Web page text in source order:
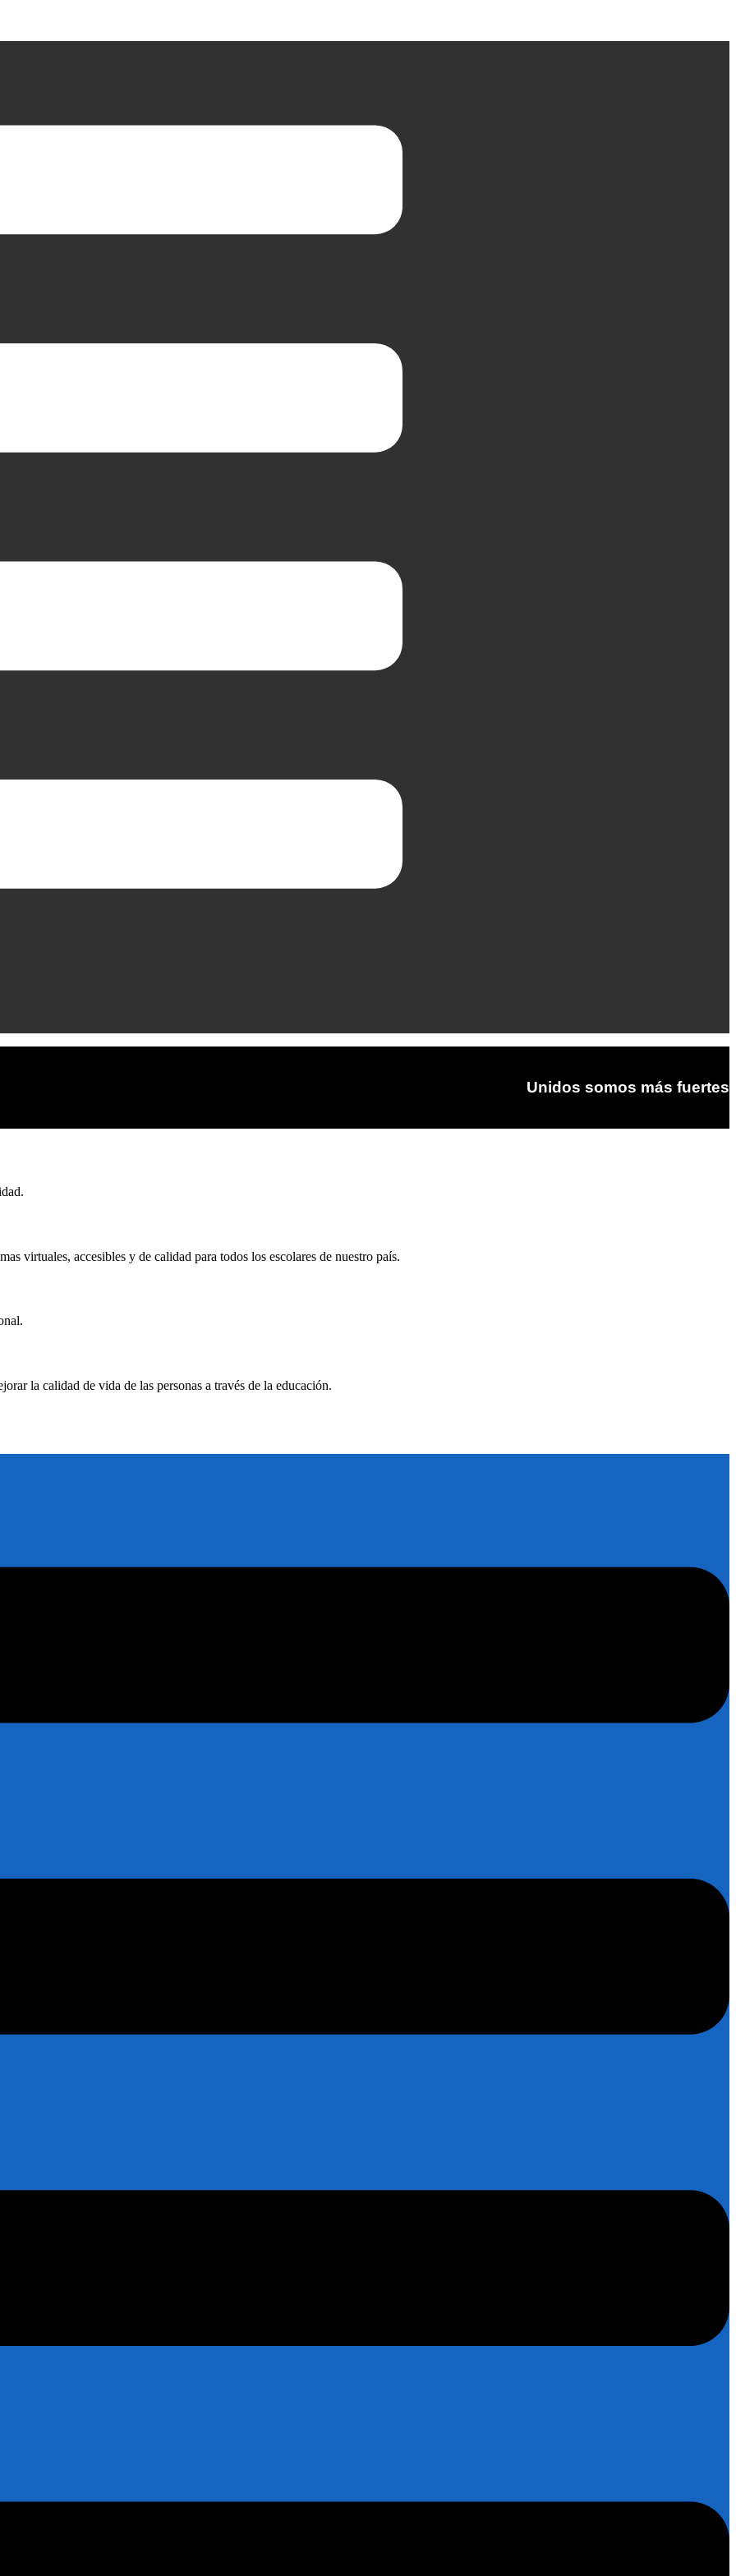
Unidos somos más fuertes
virtuales, accesibles y de calidad para todos los escolares de nuestro país.
la calidad de vida de las personas a través de la educación.